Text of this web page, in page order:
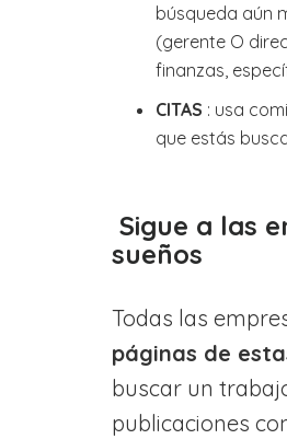
búsqueda aún
(gerente O
finanzas,
CITAS : usa
que estás
Sigue a las
sueños
Todas las
páginas de
buscar un
publicaciones